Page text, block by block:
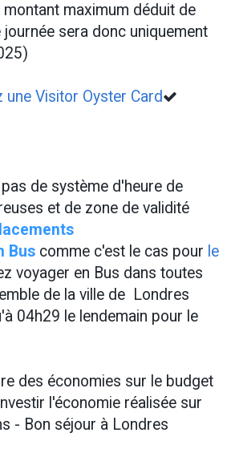
montant maximum déduit de
sera donc uniquement
une Visitor Oyster Card
pas de système d'heure de
et de zone de validité
Bus comme c'est le cas pour le
voyager en Bus dans toutes
de la ville de Londres
04h29 le lendemain pour le
des économies sur le budget
l'économie réalisée sur
- Bon séjour à Londres